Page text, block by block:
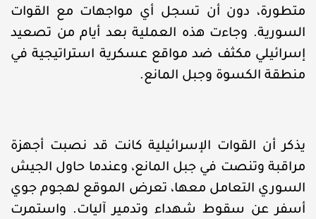
متطورة، دون أن تسجل أي مواجهات مع القوات
السورية. وجاءت هذه العملية بعد أيام من تصعيد
إسرائيلي مكثف ضد مواقع عسكرية استراتيجية في
منطقة الكسوة وجبل المانع.
يذكر أن القوات الإسرائيلية كانت قد نصبت أجهزة
مراقبة وتنصت في جبل المانع، وعندما حاول الجيش
السوري التعامل معها، تعرض الموقع لهجوم جوي
أسفر عن سقوط شهداء وتدمير آليات. واستمرت